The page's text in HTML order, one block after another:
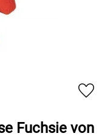
Fuchsie von